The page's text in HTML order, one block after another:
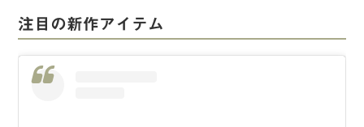
注目の新作アイテム